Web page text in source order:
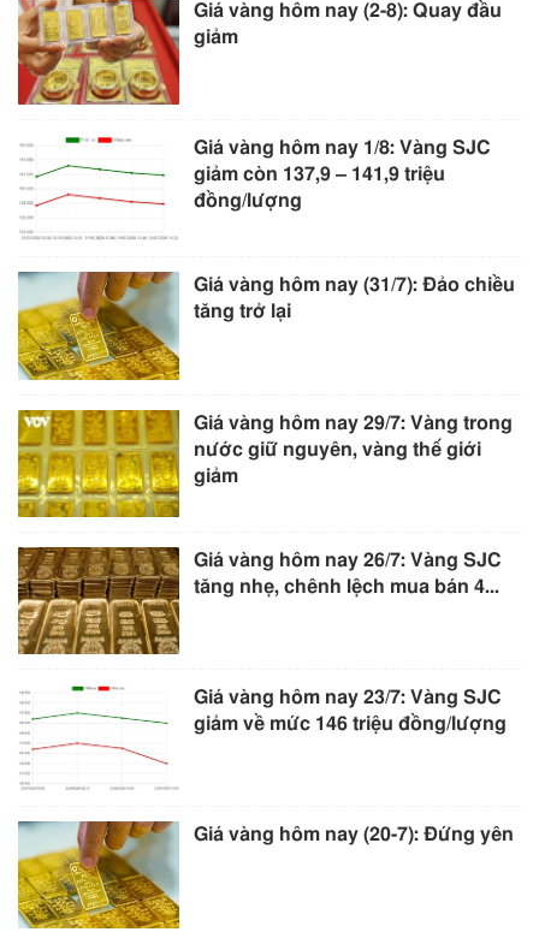
Giá vàng hôm nay (2-8): Quay đầu
giảm
Giá vàng hôm nay 1/8: Vàng SJC
giảm còn 137,9 – 141,9 triệu
đồng/lượng
Giá vàng hôm nay (31/7): Đảo chiều
tăng trở lại
Giá vàng hôm nay 29/7: Vàng trong
nước giữ nguyên, vàng thế giới
giảm
Giá vàng hôm nay 26/7: Vàng SJC
tăng nhẹ, chênh lệch mua bán 4...
Giá vàng hôm nay 23/7: Vàng SJC
giảm về mức 146 triệu đồng/lượng
Giá vàng hôm nay (20-7): Đứng yên